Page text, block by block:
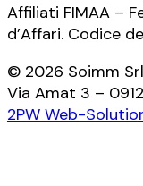
Affiliati FIMAA –
d’Affari. Codice
© 2026 Soimm
Via Amat 3 –
2PW Web-